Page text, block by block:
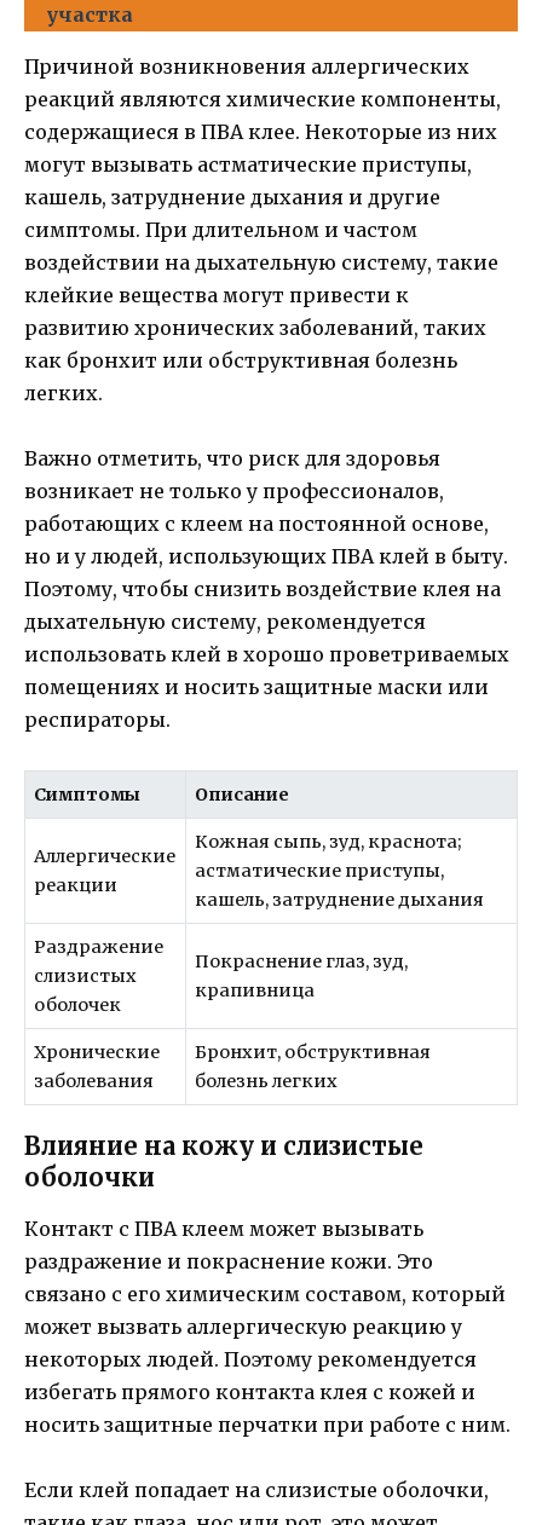
участка
Причиной возникновения аллергических
реакций являются химические компоненты,
содержащиеся в ПВА клее. Некоторые из них
могут вызывать астматические приступы,
кашель, затруднение дыхания и другие
симптомы. При длительном и частом
воздействии на дыхательную систему, такие
клейкие вещества могут привести к
развитию хронических заболеваний, таких
как бронхит или обструктивная болезнь
легких.
Важно отметить, что риск для здоровья
возникает не только у профессионалов,
работающих с клеем на постоянной основе,
но и у людей, использующих ПВА клей в быту.
Поэтому, чтобы снизить воздействие клея на
дыхательную систему, рекомендуется
использовать клей в хорошо проветриваемых
помещениях и носить защитные маски или
респираторы.
Симптомы Описание
Аллергические
реакции
Кожная сыпь, зуд, краснота;
астматические приступы,
кашель, затруднение дыхания
Раздражение
слизистых
оболочек
Покраснение глаз, зуд,
крапивница
Хронические
заболевания
Бронхит, обструктивная
болезнь легких
Влияние на кожу и слизистые
оболочки
Контакт с ПВА клеем может вызывать
раздражение и покраснение кожи. Это
связано с его химическим составом, который
может вызвать аллергическую реакцию у
некоторых людей. Поэтому рекомендуется
избегать прямого контакта клея с кожей и
носить защитные перчатки при работе с ним.
Если клей попадает на слизистые оболочки,